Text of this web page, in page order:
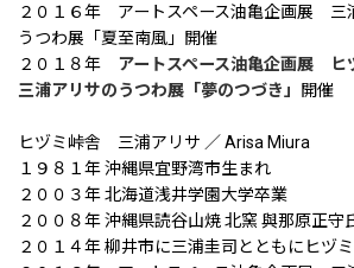
２０１６年 アートスペース油亀企画展 三
うつわ展「夏至南風」開催
２０１８年 アートスペース油亀企画展
三浦アリサのうつわ展「夢のつづき」 開催
ヒヅミ峠舎 三浦アリサ ／ Arisa Miura
１９８１年 沖縄県宜野湾市生まれ
２００３年 北海道浅井学園大学卒業
２００８年 沖縄県読谷山焼 北窯 與那原正守
２０１４年 柳井市に三浦圭司とともにヒヅ